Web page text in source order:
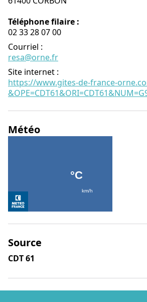
Téléphone filaire :
02 33 28 07 00
Courriel :
resa@orne.fr
Site internet :
https://www.gites-de-france-
Météo
Source
CDT 61